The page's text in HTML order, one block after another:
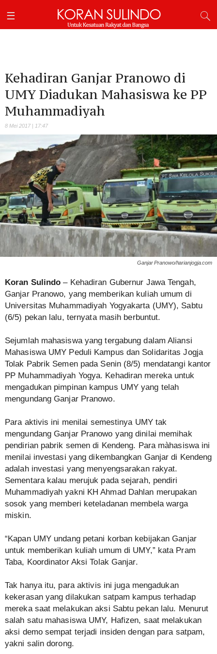
Kehadiran Ganjar Pranowo di
UMY Diadukan Mahasiswa ke PP
Muhammadiyah
8 Mei 2017 | 17:47
Ganjar Pranowo/harianjogja.com
Koran Sulindo – Kehadiran Gubernur Jawa Tengah,
Ganjar Pranowo, yang memberikan kuliah umum di
Universitas Muhammadiyah Yogyakarta (UMY), Sabtu
(6/5) pekan lalu, ternyata masih berbuntut.
Sejumlah mahasiswa yang tergabung dalam Aliansi
Mahasiswa UMY Peduli Kampus dan Solidaritas Jogja
Tolak Pabrik Semen pada Senin (8/5) mendatangi kantor
PP Muhammadiyah Yogya. Kehadiran mereka untuk
mengadukan pimpinan kampus UMY yang telah
mengundang Ganjar Pranowo.
Para aktivis ini menilai semestinya UMY tak
mengundang Ganjar Pranowo yang dinilai memihak
pendirian pabrik semen di Kendeng. Para màhasiswa ini
menilai investasi yang dikembangkan Ganjar di Kendeng
adalah investasi yang menyengsarakan rakyat.
Sementara kalau merujuk pada sejarah, pendiri
Muhammadiyah yakni KH Ahmad Dahlan merupakan
sosok yang memberi keteladanan membela warga
miskin.
“Kapan UMY undang petani korban kebijakan Ganjar
untuk memberikan kuliah umum di UMY,” kata Pram
Taba, Koordinator Aksi Tolak Ganjar.
Tak hanya itu, para aktivis ini juga mengadukan
kekerasan yang dilakukan satpam kampus terhadap
mereka saat melakukan aksi Sabtu pekan lalu. Menurut
salah satu mahasiswa UMY, Hafizen, saat melakukan
aksi demo sempat terjadi insiden dengan para satpam,
yakni salin dorong.